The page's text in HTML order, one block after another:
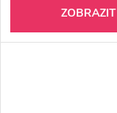
ZOBRAZIT